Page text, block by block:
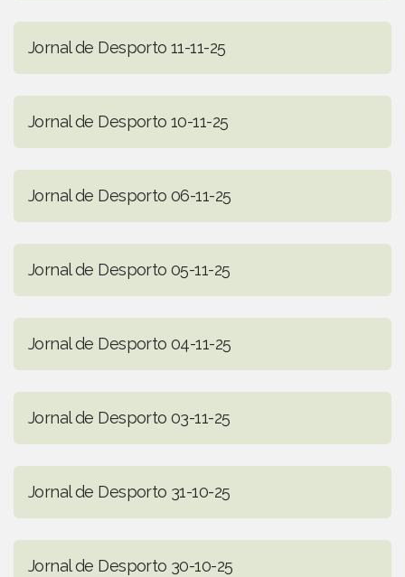
Jornal de Desporto 11-11-25
Jornal de Desporto 10-11-25
Jornal de Desporto 06-11-25
Jornal de Desporto 05-11-25
Jornal de Desporto 04-11-25
Jornal de Desporto 03-11-25
Jornal de Desporto 31-10-25
Jornal de Desporto 30-10-25